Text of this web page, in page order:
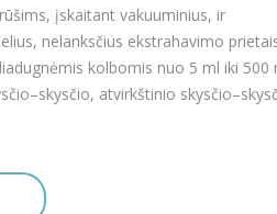
įskaitant vakuuminius, ir
nelanksčius ekstrahavimo
kolbomis nuo 5 ml iki 500
atvirkštinio